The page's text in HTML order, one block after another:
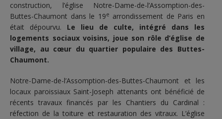
construction, l’église Notre-Dame-de-l’Assomption-des-
Buttes-Chaumont dans le 19e arrondissement de Paris en
était dépourvu. Le lieu de culte, intégré dans les
logements sociaux voisins, joue son rôle d’église de
village, au cœur du quartier populaire des Buttes-
Chaumont.
Notre-Dame-de-l’Assomption-des-Buttes-Chaumont et les
locaux paroissiaux Saint-Joseph attenants ont bénéficié de
récents travaux financés par les Chantiers du Cardinal :
réfection de la toiture et restauration des vitraux. L’église